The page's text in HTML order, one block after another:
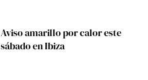
Aviso amarillo por calor este
sábado en Ibiza